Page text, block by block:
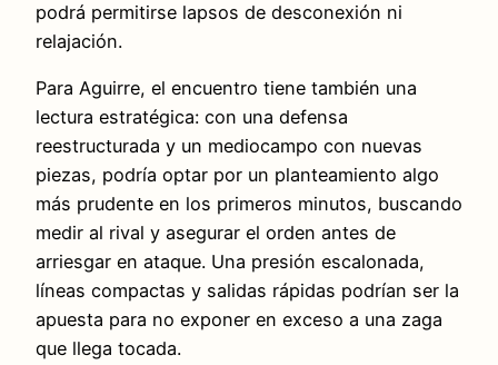
podrá permitirse lapsos de desconexión ni
relajación.
Para Aguirre, el encuentro tiene también una
lectura estratégica: con una defensa
reestructurada y un mediocampo con nuevas
piezas, podría optar por un planteamiento algo
más prudente en los primeros minutos, buscando
medir al rival y asegurar el orden antes de
arriesgar en ataque. Una presión escalonada,
líneas compactas y salidas rápidas podrían ser la
apuesta para no exponer en exceso a una zaga
que llega tocada.